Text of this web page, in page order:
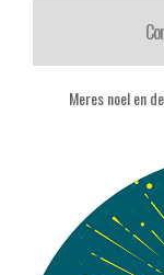
Meres noel en